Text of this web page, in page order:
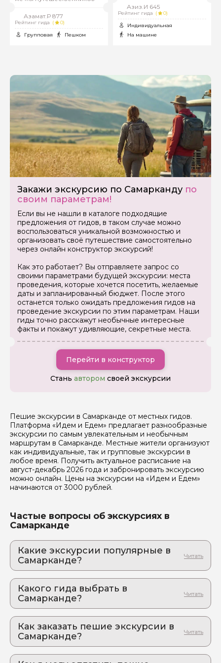
Азамат.Р 877
Рейтинг гида (
0)
Групповая
Пешком
Азиз.И 645
Рейтинг гида (
0)
Индивидуальная
На машине
Закажи экскурсию по Самарканду по
своим параметрам!
Если вы не нашли в каталоге подходящие
предложения от гидов, в таком случае можно
воспользоваться уникальной возможностью и
организовать своё путешествие самостоятельно
через онлайн конструктор экскурсий!
Как это работает? Вы отправляете запрос со
своими параметрами будущей экскурсии: места
проведения, которые хочется посетить, желаемые
даты и запланированный бюджет. После этого
останется только ожидать предложения гидов на
проведение экскурсии по этим параметрам. Наши
гиды точно расскажут необычные интересные
факты и покажут удивляющие, секретные места.
Перейти в конструктор
Стань автором своей экскурсии
Пешие экскурсии в Самарканде от местных гидов.
Платформа «Идем и Едем» предлагает разнообразные
экскурсии по самым увлекательным и необычным
маршрутам в Самарканде. Местные жители организуют
как индивидуальные, так и групповые экскурсии в
любое время. Получить актуальное расписание на
август-декабрь 2026 года и забронировать экскурсию
можно онлайн. Цены на экскурсии на «Идем и Едем»
начинаются от 3000 рублей.
Частые вопросы об экскурсиях в
Самарканде
Какие экскурсии популярные в
Самарканде?
тайны империи Темуридов, тысяча
впечатлений и невероятно вкусный плов
Город, где сбываются мечты путешественников
2. Самарканд – лицо земного шара:
бирюзовые купола и золотые закаты
Тайны мавзолеев, шепот медресе, трагическая
любовь Биби-Ханум и другие истории власти и
Какого гида выбрать в
Самарканде?
2. Азамат.Р 877
3. Tokareva.M 932
4. Азиз.И 645
Как заказать пешие экскурсии в
Самарканде?
Едем»:
Задайте свой вопрос гиду
Как вас зовут
Ваша электронная почта
Ваш номер телефона
Я даю своё согласие на обработку персональных
данных